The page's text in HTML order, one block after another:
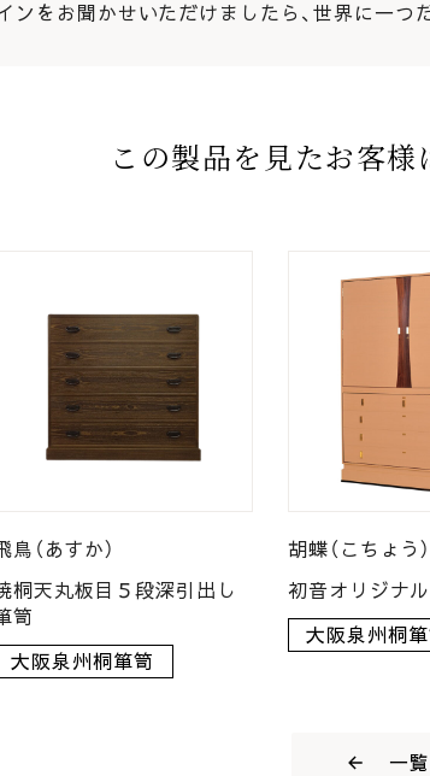
ンをお聞かせいただけましたら、世界に一
この製品を見たお客
鳥（あすか）
桐天丸板目５段深引出し
笥
大阪泉州桐箪笥
胡蝶（こちょう）
初音オリジナ
大阪泉州桐
一